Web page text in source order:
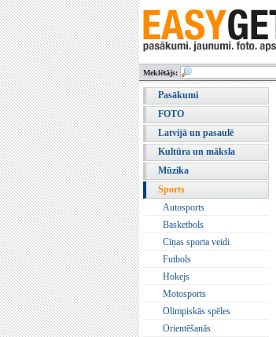
Meklētājs:
Pasākumi
FOTO
Latvijā un pasaulē
Kultūra un māksla
Mūzika
Sports
Autosports
Basketbols
Cīņas sporta veidi
Futbols
Hokejs
Motosports
Olimpiskās spēles
Orientēšanās